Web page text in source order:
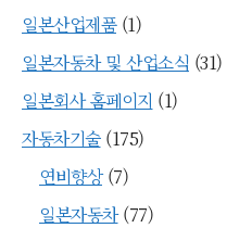
일본산업제품(1)
일본자동차 및 산업소식 (31)
일본회사 홈페이지 (1)
자동차기술(175)
연비향상(7)
일본자동차(77)